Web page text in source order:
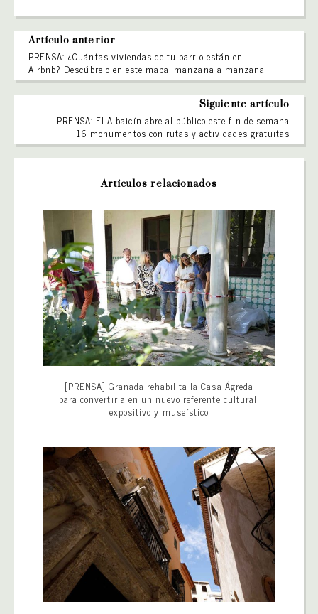
Artículo anterior
PRENSA: ¿Cuántas viviendas de tu barrio están en
Airbnb? Descúbrelo en este mapa, manzana a manzana
Siguiente artículo
PRENSA: El Albaicín abre al público este fin de semana
16 monumentos con rutas y actividades gratuitas
Artículos relacionados
[PRENSA] Granada rehabilita la Casa Ágreda
para convertirla en un nuevo referente cultural,
expositivo y museístico